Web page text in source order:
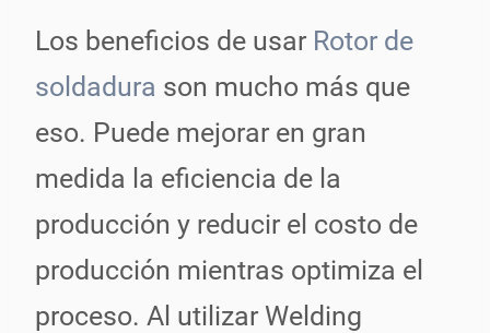
Los beneficios de usar Rotor de
soldadura son mucho más que
eso. Puede mejorar en gran
medida la eficiencia de la
producción y reducir el costo de
producción mientras optimiza el
proceso. Al utilizar Welding